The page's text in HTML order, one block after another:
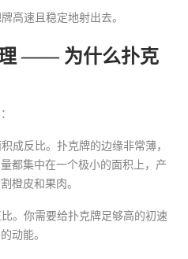
高速且稳定地射出去。
—— 为什么扑克
成反比。扑克牌的边缘非常薄，
都集中在一个极小的面积上，产
橙皮和果肉。
。你需要给扑克牌足够高的初速
动能。